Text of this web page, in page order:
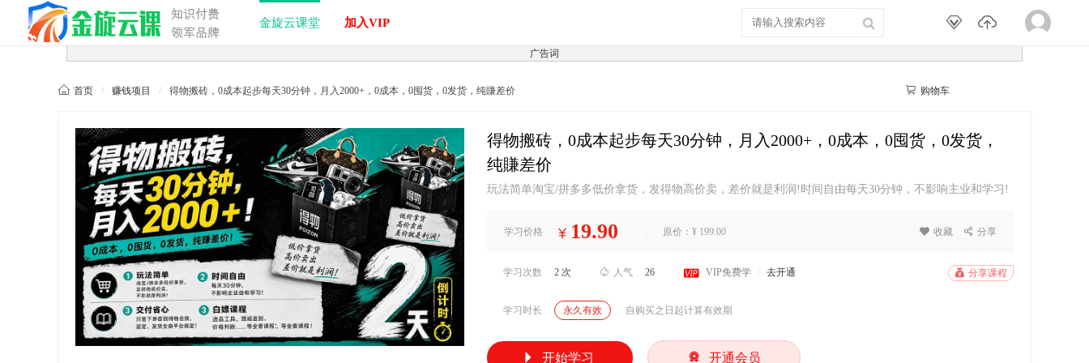
金旋云课堂 加入VIP
广告词
 购物车
 首页 / 赚钱项目 / 得物搬砖，0成本起步每天30分钟，月入2000+，0成本，0囤货，0发货，纯賺差价
得物搬砖，0成本起步每天30分钟，月入2000+，0成本，0囤货，0发货，
纯賺差价
玩法简单淘宝/拼多多低价拿货，发得物高价卖，差价就是利润!时间自由每天30分钟，不影响主业和学习!
等全套课程!低价拿货高价卖出差价就是利润!课程介绍“得物搬砖”是什么？简单来说，就是在得物平台
学习价格 ¥ 19.90 原价：¥ 199.00  收藏  分享
学习次数 2 次  人气 26  VIP免费学 去开通  分享课程
学习时长 永久有效 自购买之日起计算有效期
 开始学习  开通会员